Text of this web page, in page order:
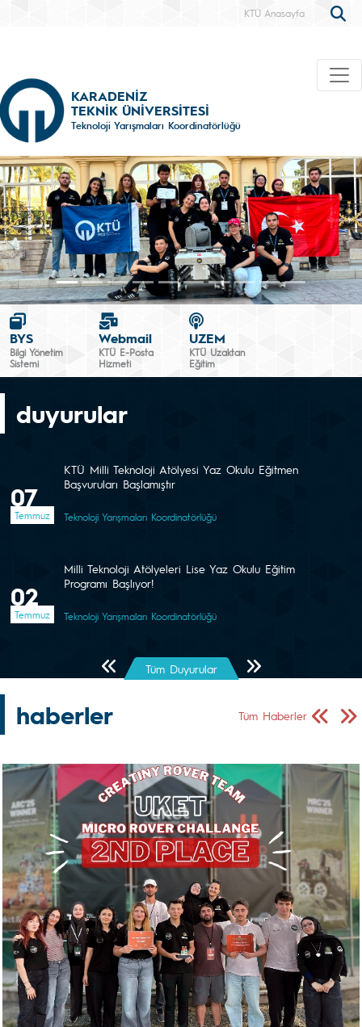
KTÜ Anasayfa
KARADENİZ
TEKNİK ÜNİVERSİTESİ
Teknoloji Yarışmaları Koordinatörlüğü
BYS
Bilgi Yönetim
Sistemi
Webmail
KTÜ E-Posta
Hizmeti
UZEM
KTÜ Uzaktan
Eğitim
duyurular
07
Temmuz
KTÜ Milli Teknoloji Atölyesi Yaz Okulu Eğitmen
Başvuruları Başlamıştır
Teknoloji Yarışmaları Koordinatörlüğü
02
Temmuz
Milli Teknoloji Atölyeleri Lise Yaz Okulu Eğitim
Programı Başlıyor!
Teknoloji Yarışmaları Koordinatörlüğü
Önceki SayfaTüm Duyurular Sonraki Sayfa
haberler Tüm Haberler
Önceki